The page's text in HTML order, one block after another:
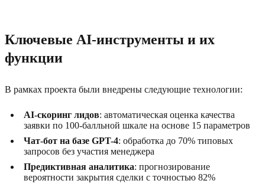
Ключевые AI-инструменты и их
функции
В рамках проекта были внедрены следующие технологии:
AI-скоринг лидов: автоматическая оценка качества
заявки по 100-балльной шкале на основе 15 параметров
Чат-бот на базе GPT-4: обработка до 70% типовых
запросов без участия менеджера
Предиктивная аналитика: прогнозирование
вероятности закрытия сделки с точностью 82%